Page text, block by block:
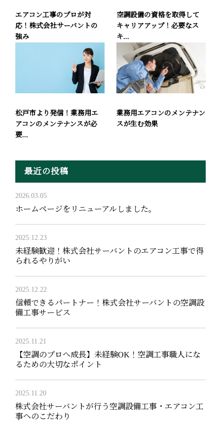
エアコン工事のプロが対
応！株式会社サーバントの
強み
空調設備の資格を取得して
キャリアアップ！必要なス
キ...
松戸市より発信！業務用エ
アコンのメンテナンスが必
要...
業務用エアコンのメンテナン
スが生む効果
最近の投稿
2026.03.05
ホームページをリニューアルしました。
2025.12.23
未経験歓迎！株式会社サーバントのエアコン工事で得
られるやりがい
2025.12.22
信頼できるパートナー！株式会社サーバントの空調設
備工事サービス
2025.11.21
【空調のプロへ成長】未経験OK！空調工事職人にな
るための大切なポイント
2025.11.20
株式会社サーバントが行う空調設備工事・エアコン工
事へのこだわり